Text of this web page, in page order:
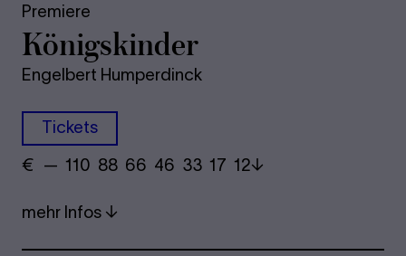
Premiere
Kö­nigs­kin­der
Engelbert Humperdinck
Tickets
€ ​ — 110 88​ 66 46 33​ 17 12
mehr Infos